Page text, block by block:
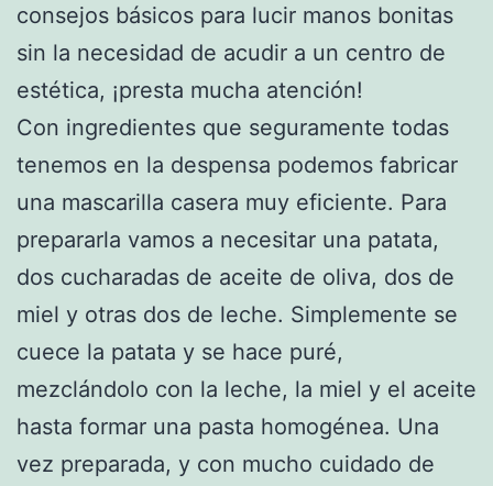
consejos básicos para lucir manos bonitas
sin la necesidad de acudir a un centro de
estética, ¡presta mucha atención!
Con ingredientes que seguramente todas
tenemos en la despensa podemos fabricar
una mascarilla casera muy eficiente. Para
prepararla vamos a necesitar una patata,
dos cucharadas de aceite de oliva, dos de
miel y otras dos de leche. Simplemente se
cuece la patata y se hace puré,
mezclándolo con la leche, la miel y el aceite
hasta formar una pasta homogénea. Una
vez preparada, y con mucho cuidado de